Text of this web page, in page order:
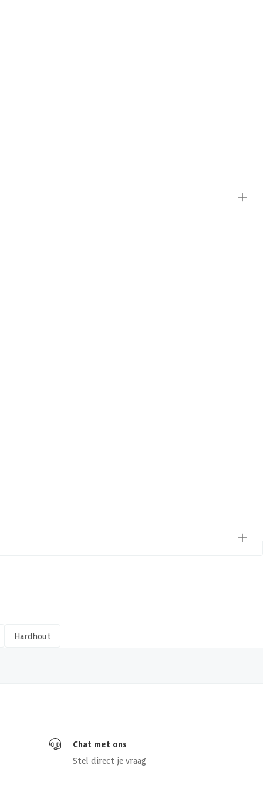
een kopmaat van 120 x 120 mm en zijn fijnbezaagd voor een
fundament voor je tuinproject zoekt of een natuurlijke touch
loofboom die tot wel 50 meter hoog kan groeien met een
komt met de grond, wat resulteert in een langdurige
en fundering, vooral in situaties waar het hout
te boren als u gaat schroeven. Daarbij is het aan te raden om
te doen.
tot Angelim Vermelho. De hoge duurzaamheid onstaat
azobe vergrijsd door de loop van de tijd op een mooie
opneemt, is het aan te raden om te kiezen voor bangkirai of
Hardhout
Chat met ons
Stel direct je vraag